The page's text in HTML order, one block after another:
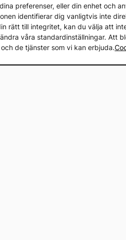
preferenser, eller din enhet och
identifierar dig vanligtvis inte
rätt till integritet, kan du välja att
våra standardinställningar. Att
de tjänster som vi kan erbjuda.